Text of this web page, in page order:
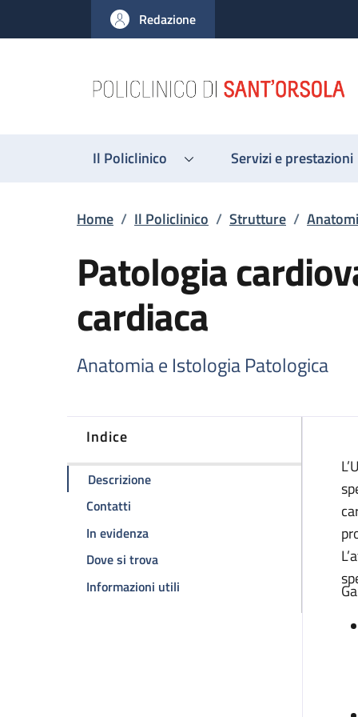
al contenuto principale
to footer content
Redazione
Il Policlinico Servizi e prestazioni
Briciole di pane
Home / Il Policlinico / Strutture /
Patologia
cardiaca
Anatomia e Istologia Patologica
Indice
Descrizionedella pagina Patologia
Contatti della pagina Patologia cardiovascolare
In evidenzadella pagina Patologia
Dove si trovadella pagina Patologia
Informazioni utili della pagina Patologia